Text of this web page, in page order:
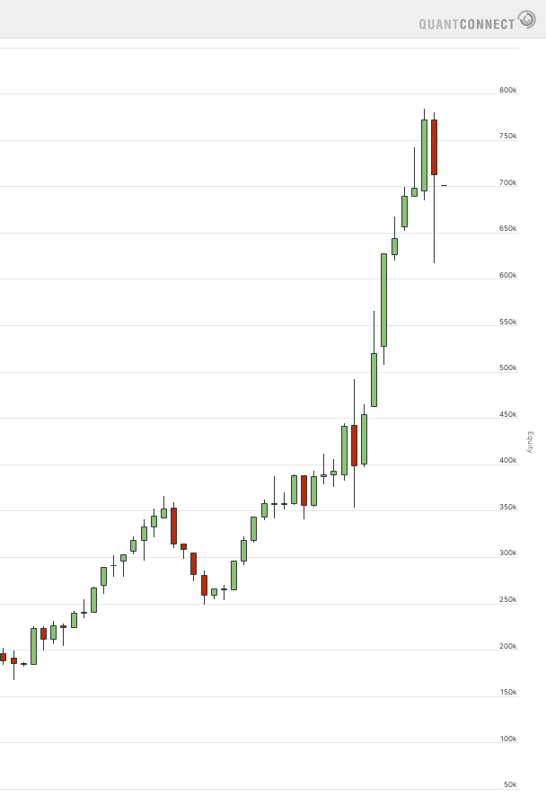
Equity
50k
100k
150k
200k
250k
300k
350k
400k
450k
500k
550k
600k
650k
700k
750k
800k